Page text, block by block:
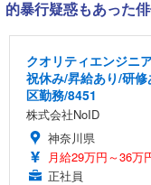
的暴行疑惑もあった
クオリティエンジニ
祝休み/昇給あり/研
区勤務/8451
株式会社NoID
神奈川県
月給29万円～36万
正社員